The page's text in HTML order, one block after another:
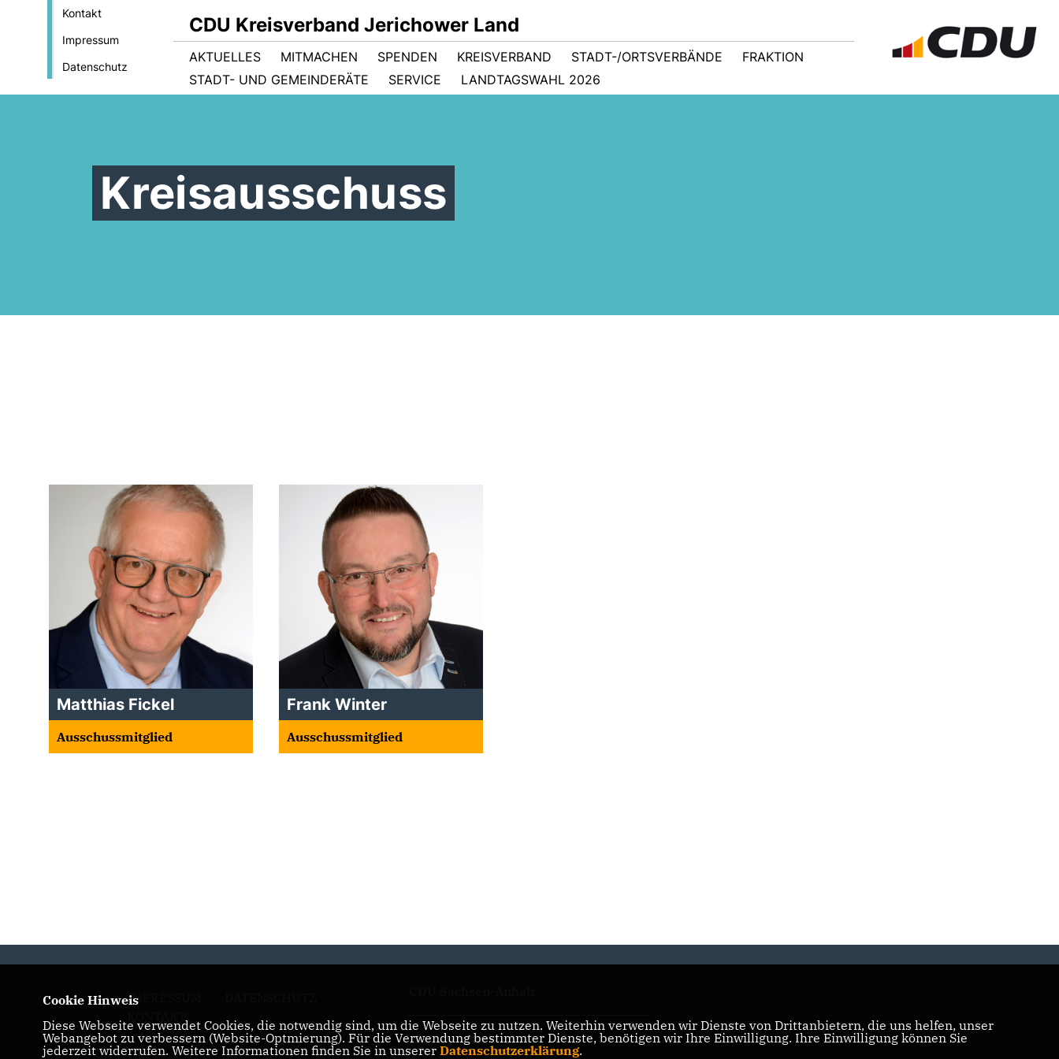
Kontakt
Impressum
Datenschutz
CDU Kreisverband Jerichower Land
AKTUELLES MITMACHEN SPENDEN KREISVERBAND STADT-/ORTSVERBÄNDE
FRAKTION
STADT- UND GEMEINDERÄTE
SERVICE LANDTAGSWAHL 2026
Kreisausschuss
Matthias Fickel
Ausschussmitglied
Frank Winter
Ausschussmitglied
IMPRESSUM
CDU Deutschlands
Cookie Hinweis
Diese Webseite verwendet Cookies, die notwendig sind, um die Webseite zu nutzen. Weiterhin verwenden wir Dienste von Drittanbietern, die uns helfen, unser
Webangebot zu verbessern (Website-Optmierung). Für die Verwendung bestimmter Dienste, benötigen wir Ihre Einwilligung. Ihre Einwilligung können Sie
jederzeit widerrufen. Weitere Informationen finden Sie in unserer Datenschutzerklärung.